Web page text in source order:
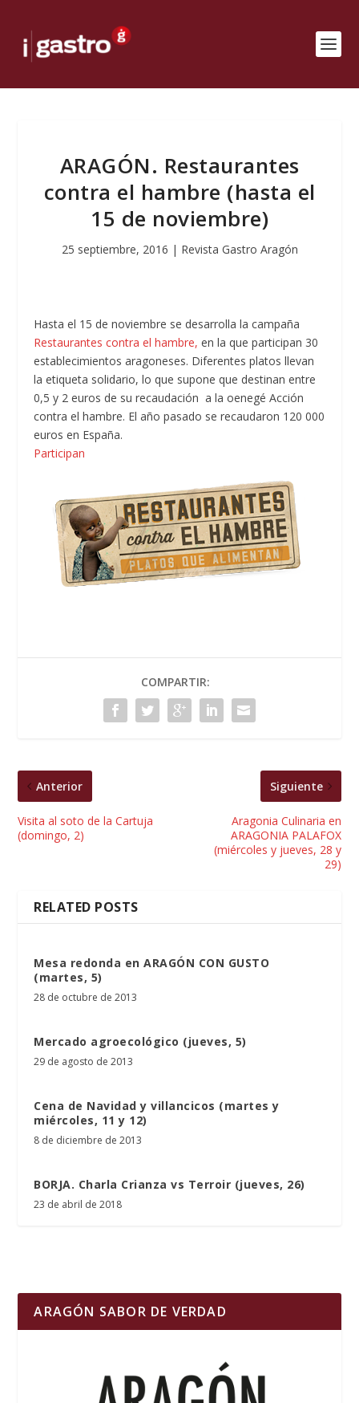
ARAGÓN. Restaurantes
contra el hambre (hasta el
15 de noviembre)
25 septiembre, 2016 | Revista Gastro Aragón
Hasta el 15 de noviembre se desarrolla la campaña
Restaurantes contra el hambre,en la que participan 30
establecimientos aragoneses. Diferentes platos llevan
la etiqueta solidario, lo que supone que destinan entre
0,5 y 2 euros de su recaudación a la oenegé Acción
contra el hambre. El año pasado se recaudaron 120 000
euros en España.
Participan
COMPARTIR:
Anterior
Visita al soto de la Cartuja
(domingo, 2)
Siguiente
Aragonia Culinaria en
ARAGONIA PALAFOX
(miércoles y jueves, 28 y
29)
RELATED POSTS
Mesa redonda en ARAGÓN CON GUSTO
(martes, 5)
28 de octubre de 2013
Mercado agroecológico (jueves, 5)
29 de agosto de 2013
Cena de Navidad y villancicos (martes y
miércoles, 11 y 12)
8 de diciembre de 2013
BORJA. Charla Crianza vs Terroir (jueves, 26)
23 de abril de 2018
ARAGÓN SABOR DE VERDAD